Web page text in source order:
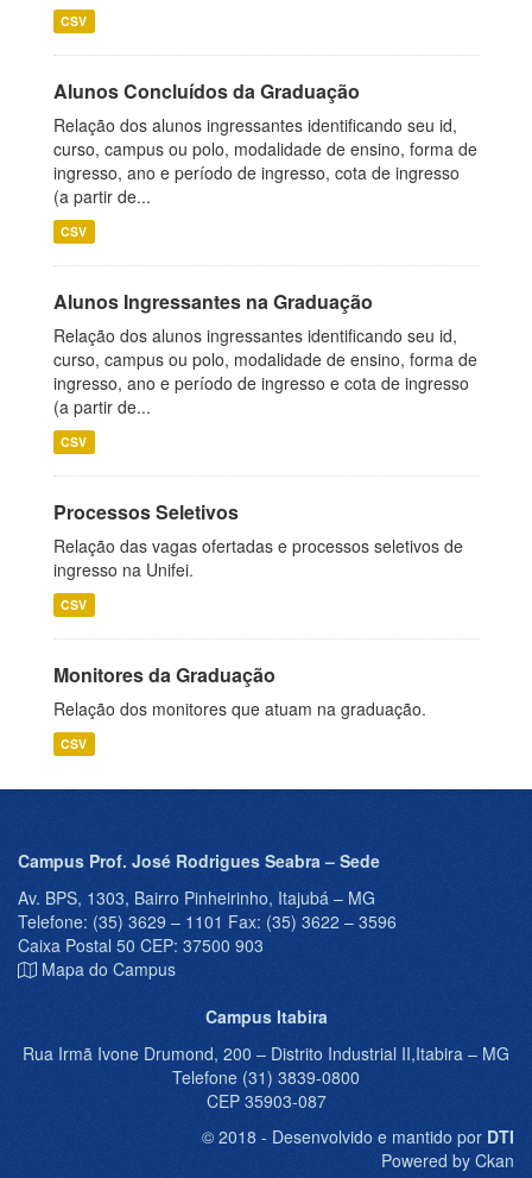
CSV
Alunos Concluídos da Graduação
Relação dos alunos ingressantes identificando seu id,
curso, campus ou polo, modalidade de ensino, forma de
ingresso, ano e período de ingresso, cota de ingresso
(a partir de...
CSV
Alunos Ingressantes na Graduação
Relação dos alunos ingressantes identificando seu id,
curso, campus ou polo, modalidade de ensino, forma de
ingresso, ano e período de ingresso e cota de ingresso
(a partir de...
CSV
Processos Seletivos
Relação das vagas ofertadas e processos seletivos de
ingresso na Unifei.
CSV
Monitores da Graduação
Relação dos monitores que atuam na graduação.
CSV
Campus Prof. José Rodrigues Seabra – Sede
Av. BPS, 1303, Bairro Pinheirinho, Itajubá – MG
Telefone: (35) 3629 – 1101 Fax: (35) 3622 – 3596
Caixa Postal 50 CEP: 37500 903
Mapa do Campus
Campus Itabira
Rua Irmã Ivone Drumond, 200 – Distrito Industrial II,Itabira – MG
Telefone (31) 3839-0800
CEP 35903-087
© 2018 - Desenvolvido e mantido por DTI
Powered by Ckan